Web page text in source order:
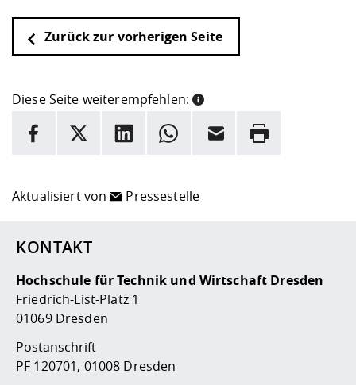
Zurück zur vorherigen Seite
Diese Seite weiterempfehlen:
INFORMATION
Hier stehen weitere Informationen und ein Link zur
Facebook
X LinkedInWhatsappE-Mail Drucken
Aktualisiert von Pressestelle
KONTAKT
Hochschule für Technik und Wirtschaft Dresden
Friedrich-List-Platz 1
01069 Dresden
Postanschrift
PF 120701, 01008 Dresden